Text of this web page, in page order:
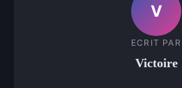
V
ECRIT PAR
Victoire